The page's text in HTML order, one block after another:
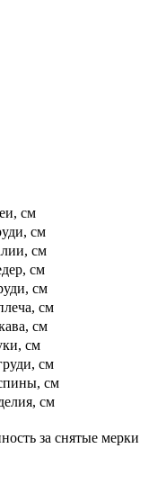
см
см
см
см
см
см
см
см
см
см
см
за снятые мерки